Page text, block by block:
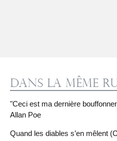
Dans la même
"Ceci est ma dernière
Allan Poe
Quand les diables s’en mêlent